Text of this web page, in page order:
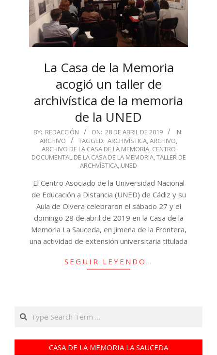
La Casa de la Memoria
acogió un taller de
archivística de la memoria
de la UNED
2019-
04-
28
BY: REDACCIÓN ON: 28 DE ABRIL DE 2019
IN:
ARCHIVO
TAGGED: ARCHIVÍSTICA,ARCHIVO,
ARCHIVO DE LA CASA DE LA MEMORIA, CENTRO
DOCUMENTAL DE LA CASA DE LA MEMORIA,TALLER DE
ARCHVÍSTICA, UNED
El Centro Asociado de la Universidad Nacional
de Educación a Distancia (UNED) de Cádiz y su
Aula de Olvera celebraron el sábado 27 y el
domingo 28 de abril de 2019 en la Casa de la
Memoria La Sauceda, en Jimena de la Frontera,
una actividad de extensión universitaria titulada
SEGUIR LEYENDO…
Search
CASA DE LA MEMORIA LA SAUCEDA